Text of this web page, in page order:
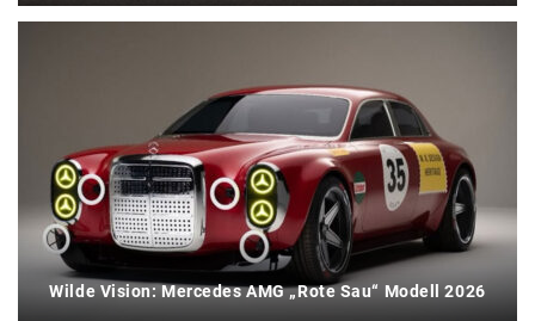
Wilde Vision: Mercedes AMG „Rote Sau“ Modell 2026